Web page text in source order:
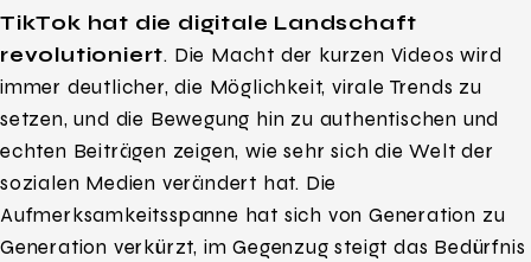
TikTok hat die digitale Landschaft
revolutioniert. Die Macht der kurzen Videos wird
immer deutlicher, die Möglichkeit, virale Trends zu
setzen, und die Bewegung hin zu authentischen und
echten Beiträgen zeigen, wie sehr sich die Welt der
sozialen Medien verändert hat. Die
Aufmerksamkeitsspanne hat sich von Generation zu
Generation verkürzt, im Gegenzug steigt das Bedürfnis